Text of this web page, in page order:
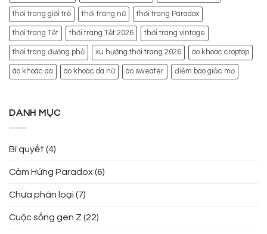
thời trang giới trẻ thời trang nữ thời trang Paradox
thời trang Tết thời trang Tết 2026 thời trang vintage
thời trang đường phố xu hướng thời trang 2026 áo khoác croptop
áo khoác da áo khoác da nữ áo sweater điềm báo giấc mơ
DANH MỤC
Bí quyết (4)
Cảm Hứng Paradox(6)
Chưa phân loại (7)
Cuộc sống gen Z (22)